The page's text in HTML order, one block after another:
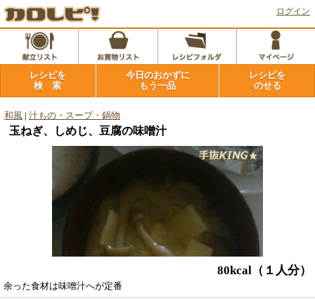
ログイン
レシピを
検 索
今日のおかずに
もう一品
レシピを
のせる
和風 汁もの・スープ・鍋物
玉ねぎ、しめじ、豆腐の味噌汁
80kcal （１人分）
余った食材は味噌汁へが定番